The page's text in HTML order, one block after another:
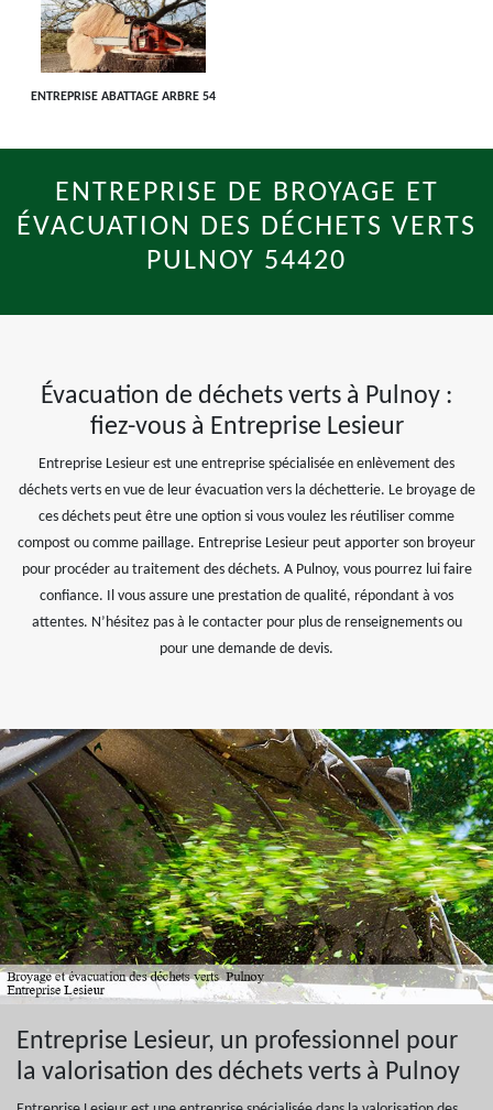
ENTREPRISE ABATTAGE ARBRE 54
ENTREPRISE DE BROYAGE ET
ÉVACUATION DES DÉCHETS VERTS
PULNOY 54420
Évacuation de déchets verts à Pulnoy :
fiez-vous à Entreprise Lesieur
Entreprise Lesieur est une entreprise spécialisée en enlèvement des
déchets verts en vue de leur évacuation vers la déchetterie. Le broyage de
ces déchets peut être une option si vous voulez les réutiliser comme
compost ou comme paillage. Entreprise Lesieur peut apporter son broyeur
pour procéder au traitement des déchets. A Pulnoy, vous pourrez lui faire
confiance. Il vous assure une prestation de qualité, répondant à vos
attentes. N’hésitez pas à le contacter pour plus de renseignements ou
pour une demande de devis.
Entreprise Lesieur, un professionnel pour
la valorisation des déchets verts à Pulnoy